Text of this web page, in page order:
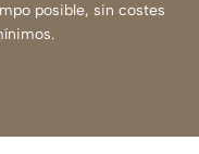
posible, sin costes